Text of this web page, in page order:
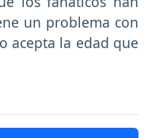
un problema con
acepta la edad que